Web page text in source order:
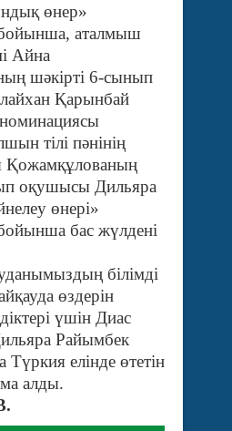
өнер»
аталмыш
Айна
шәкірті 6-сынып
Қарынбай
тілі пәнінің
Қожамқұлованың
оқушысы Дильяра
өнері»
бас жүлдені
білімді
өздерін
үшін Диас
Райымбек
елінде өтетін
алды.